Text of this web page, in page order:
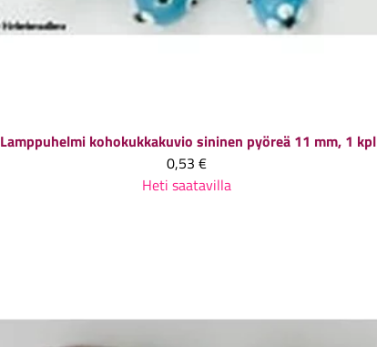
Lamppuhelmi kohokukkakuvio sininen pyöreä 11 mm, 1 kpl
0,53 €
Heti saatavilla